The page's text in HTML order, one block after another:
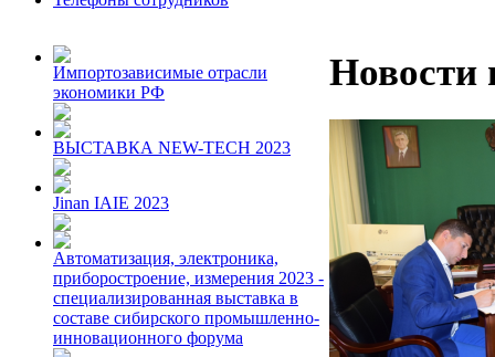
Импортозависимые отрасли
экономики РФ
ВЫСТАВКА NEW-TECH 2023
Jinan IAIE 2023
Автоматизация, электроника,
приборостроение, измерения 2023 -
специализированная выставка в
составе сибирского промышленно-
инновационного форума
Новости